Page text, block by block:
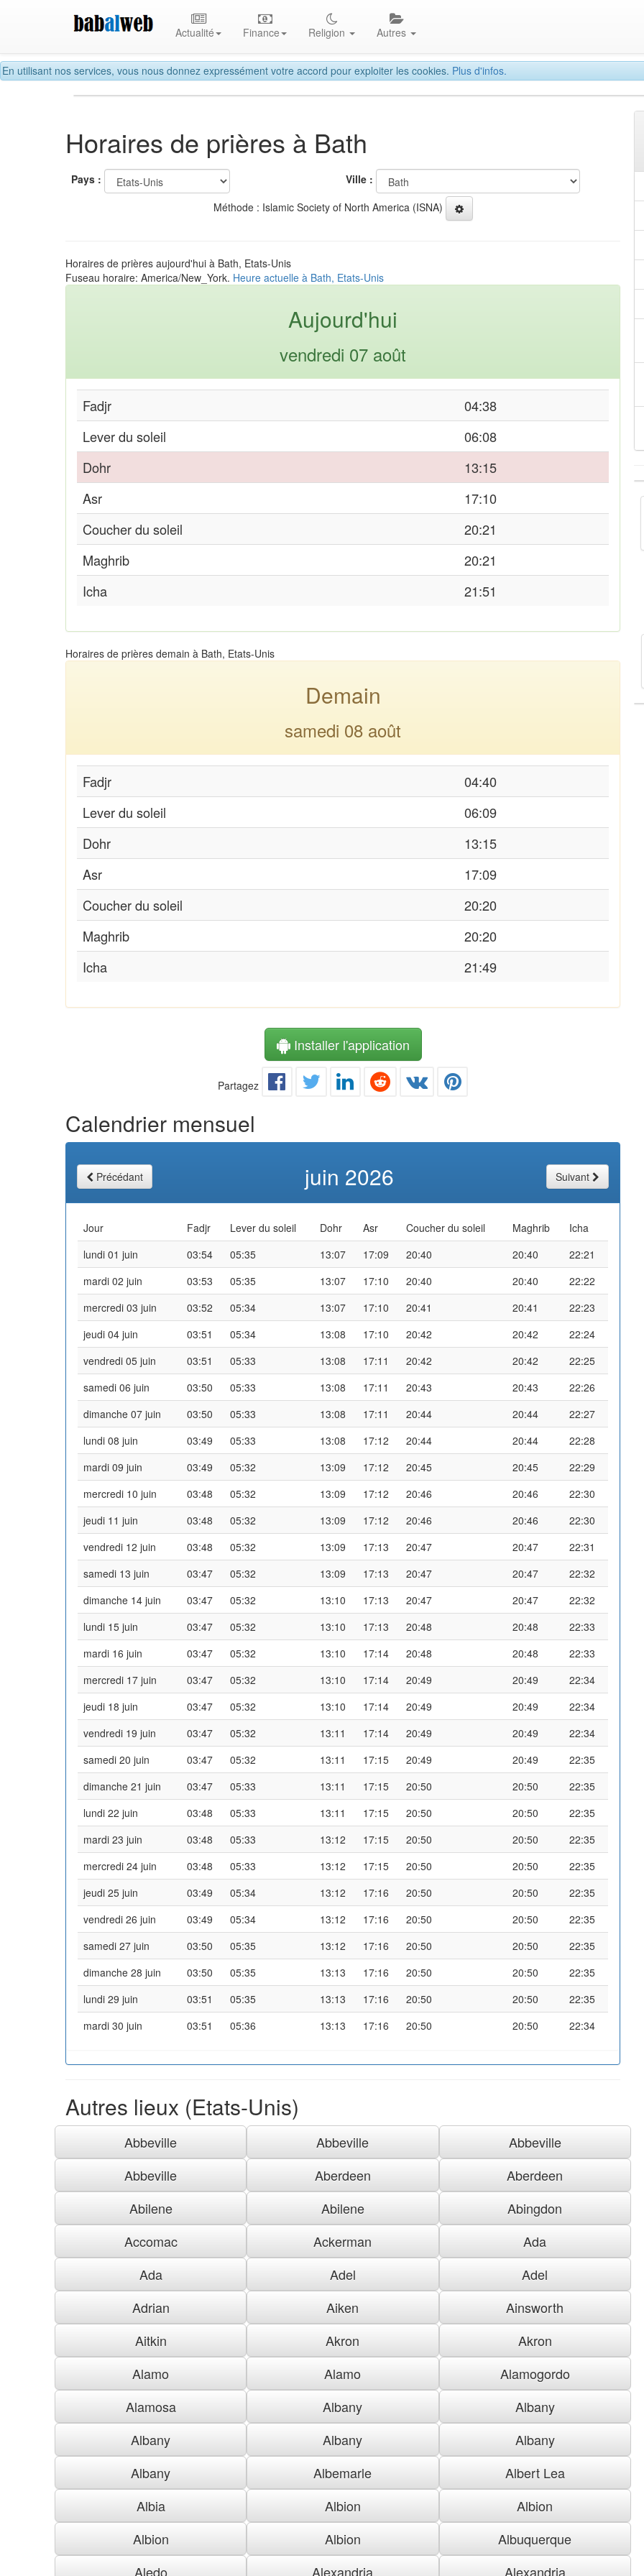
En utilisant nos services, vous nous donnez expressément votre accord pour exploiter les cookies. Plus d'infos.
Actualité Finance Religion Autres
Horaires de prières à Bath
Pays :
Ville :
Méthode : Islamic Society of North America (ISNA)
Horaires de prières aujourd'hui à Bath, Etats-Unis
Fuseau horaire: America/New_York. Heure actuelle à Bath, Etats-Unis
Aujourd'hui
vendredi 07 août
Fadjr
04:38
Lever du soleil
06:08
Dohr
13:15
Asr
17:10
Coucher du soleil
20:21
Maghrib
20:21
Icha
21:51
Horaires de prières demain à Bath, Etats-Unis
Demain
samedi 08 août
Fadjr
04:40
Lever du soleil
06:09
Dohr
13:15
Asr
17:09
Coucher du soleil
20:20
Maghrib
20:20
Icha
21:49
Installer l'application
Partagez
Calendrier mensuel
Précédant juin 2026 Suivant
Jour Fadjr Lever du soleil Dohr Asr Coucher du soleil Maghrib
Icha
lundi 01 juin
03:54 05:35 13:07 17:09 20:40 20:40
22:21
mardi 02 juin
03:53 05:35 13:07 17:10 20:40 20:40
22:22
mercredi 03 juin
03:52 05:34 13:07 17:10 20:41 20:41
22:23
jeudi 04 juin
03:51 05:34 13:08 17:10 20:42 20:42
22:24
vendredi 05 juin
03:51 05:33 13:08 17:11 20:42 20:42
22:25
samedi 06 juin
03:50 05:33 13:08 17:11 20:43 20:43
22:26
dimanche 07 juin
03:50 05:33 13:08 17:11 20:44 20:44
22:27
lundi 08 juin
03:49 05:33 13:08 17:12 20:44 20:44
22:28
mardi 09 juin
03:49 05:32 13:09 17:12 20:45 20:45
22:29
mercredi 10 juin
03:48 05:32 13:09 17:12 20:46 20:46
22:30
jeudi 11 juin
03:48 05:32 13:09 17:12 20:46 20:46
22:30
vendredi 12 juin
03:48 05:32 13:09 17:13 20:47 20:47
22:31
samedi 13 juin
03:47 05:32 13:09 17:13 20:47 20:47
22:32
dimanche 14 juin
03:47 05:32 13:10 17:13 20:47 20:47
22:32
lundi 15 juin
03:47 05:32 13:10 17:13 20:48 20:48
22:33
mardi 16 juin
03:47 05:32 13:10 17:14 20:48 20:48
22:33
mercredi 17 juin
03:47 05:32 13:10 17:14 20:49 20:49
22:34
jeudi 18 juin
03:47 05:32 13:10 17:14 20:49 20:49
22:34
vendredi 19 juin
03:47 05:32 13:11 17:14 20:49 20:49
22:34
samedi 20 juin
03:47 05:32 13:11 17:15 20:49 20:49
22:35
dimanche 21 juin
03:47 05:33 13:11 17:15 20:50 20:50
22:35
lundi 22 juin
03:48 05:33 13:11 17:15 20:50 20:50
22:35
mardi 23 juin
03:48 05:33 13:12 17:15 20:50 20:50
22:35
mercredi 24 juin
03:48 05:33 13:12 17:15 20:50 20:50
22:35
jeudi 25 juin
03:49 05:34 13:12 17:16 20:50 20:50
22:35
vendredi 26 juin
03:49 05:34 13:12 17:16 20:50 20:50
22:35
samedi 27 juin
03:50 05:35 13:12 17:16 20:50 20:50
22:35
dimanche 28 juin
03:50 05:35 13:13 17:16 20:50 20:50
22:35
lundi 29 juin
03:51 05:35 13:13 17:16 20:50 20:50
22:35
mardi 30 juin
03:51 05:36 13:13 17:16 20:50 20:50 22:34
Autres lieux (Etats-Unis)
Abbeville Abbeville
Abbeville
Abbeville
Aberdeen
Aberdeen
Abilene
Abilene
Abingdon
Accomac
Ackerman
Ada
Ada
Adel
Adel
Adrian
Aiken
Ainsworth
Aitkin
Akron
Akron
Alamo
Alamo
Alamogordo
Alamosa
Albany
Albany
Albany
Albany
Albany
Albany
Albemarle
Albert Lea
Albia
Albion
Albion
Albion
Albion
Albuquerque
Aledo
Alexandria Alexandria